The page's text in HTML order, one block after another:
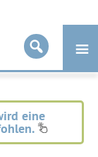
eine